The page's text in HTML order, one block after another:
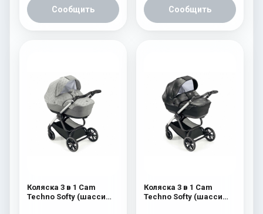
Сообщить Сообщить
Коляска 3 в 1 Cam
Techno Softy (шасси
Коляска 3 в 1 Cam
Techno Softy (шасси